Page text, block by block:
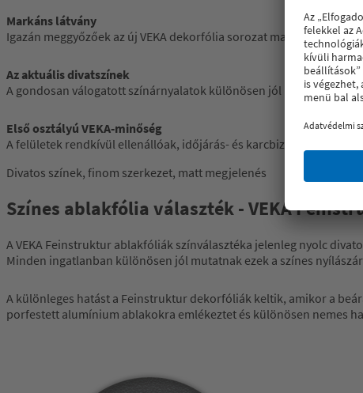
Markáns látvány
Igazán meggyőzőek az új VEKA dekorfólia sorozat matt
Az aktuális divatszínek
A gondosan válogatott színárnyalatok különösen jól
Első osztályú VEKA-minőség
A felületek rendkívül ellenállóak, időjárás- és karcbiztosak – ezt az
Divatos színek, finom szerkezet, matt megjelenés
Színes ablakfólia választék - VEKA
A VEKA Feinstruktur ablakfóliák színválasztéka jelenleg nyolc
Minden ingatlanban különösen jól mutatnak ezek a színes
A különleges hatást a Feinstruktur dekorfóliák keltik, amikor a
porfestett alumínium ablakokra emlékeztet és különösen nemes